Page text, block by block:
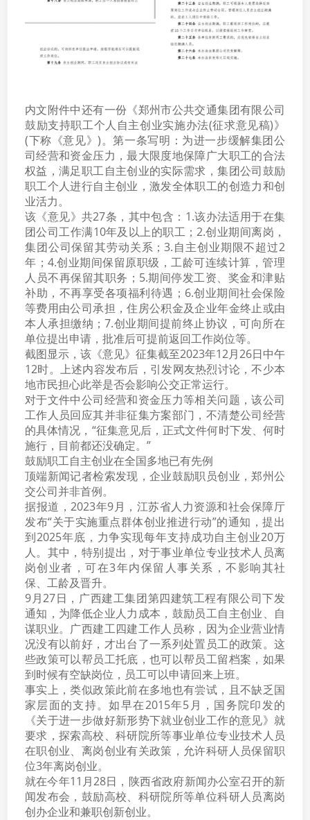
内文附件中还有一份《郑州市公共交通集团有限公司
鼓励支持职工个人自主创业实施办法(征求意见稿)》
(下称《意见》)。第一条写明：为进一步缓解集团公
司经营和资金压力，最大限度地保障广大职工的合法
权益，满足职工自主创业的实际需求，集团公司鼓励
职工个人进行自主创业，激发全体职工的创造力和创
业活力。
该《意见》共27条，其中包含：1.该办法适用于在集
团公司工作满10年及以上的职工；2.创业期间离岗，
集团公司保留其劳动关系；3.自主创业期限不超过2
年；4.创业期间保留原职级，工龄可连续计算，管理
人员不再保留其职务；5.期间停发工资、奖金和津贴
补助，不再享受各项福利待遇；6.创业期间社会保险
等费用由公司承担，住房公积金及企业年金终止或由
本人承担缴纳；7.创业期间提前终止协议，可向所在
单位提出申请，批准后可提前返回工作岗位等。
截图显示，该《意见》征集截至2023年12月26日中午
12时。上述内容发布后，引发网友热烈讨论，不少本
地市民担心此举是否会影响公交正常运行。
对于文件中公司经营和资金压力等相关问题，该公司
工作人员回应其并非征集方案部门，不清楚公司经营
的具体情况，“征集意见后，正式文件何时下发、何时
施行，目前都还没确定。”
鼓励职工自主创业在全国多地已有先例
顶端新闻记者检索发现，企业鼓励职员创业，郑州公
交公司并非首例。
据报道，2023年9月，江苏省人力资源和社会保障厅
发布“关于实施重点群体创业推进行动”的通知，提出
到2025年底，力争实现每年支持成功自主创业20万
人。其中，特别提出，对于事业单位专业技术人员离
岗创业者，可在3年内保留人事关系，不影响其社
保、工龄及晋升。
9月27日，广西建工集团第四建筑工程有限公司下发
通知，为降低企业人力成本，鼓励员工自主创业、自
谋职业。广西建工四建工作人员称，因为企业营业情
况没有以前好，才出台了一系列处置员工的政策。这
些政策可以帮员工托底，也可以帮员工留档案，如果
到时候有空缺岗位，员工可以申请回来上班。
事实上，类似政策此前在多地也有尝试，且不缺乏国
家层面的支持。如早在2015年5月，国务院印发的
《关于进一步做好新形势下就业创业工作的意见》就
要求，探索高校、科研院所等事业单位专业技术人员
在职创业、离岗创业有关政策，允许科研人员保留职
位3年离岗创业。
就在今年11月28日，陕西省政府新闻办公室召开的新
闻发布会，鼓励高校、科研院所等单位科研人员离岗
创办企业和兼职创新创业。